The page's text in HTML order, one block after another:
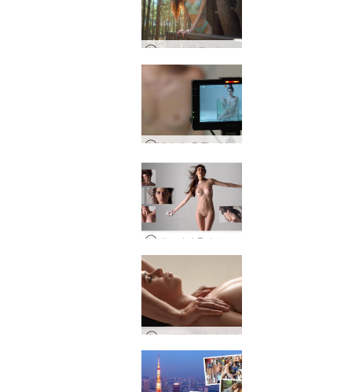
디타의 하루, 키예프, 우크라이나
Victoria R The Making Of The Aquarium 촬영
브라질 뷰티 마사지